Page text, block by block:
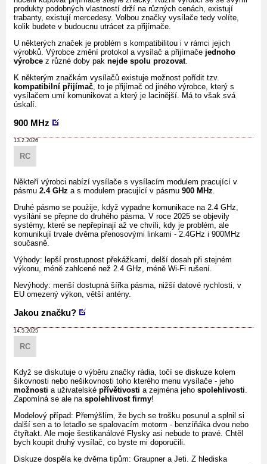
produkty podobných vlastností drží na různých cenách, existují
trabanty, existují mercedesy. Volbou značky vysílače tedy volíte,
kolik budete v budoucnu utrácet za přijímače.
U některých značek je problém s kompatibilitou i v rámci jejich
výrobků. Výrobce změní protokol a vysílač a přijímače jednoho
výrobce z různé doby pak nejde spolu prozovat.
K některým značkám vysílačů existuje možnost pořídit tzv.
kompatibilní přijímač , to je přijímač od jiného výrobce, který s
vysílačem umí komunikovat a který je lacinější. Má to však svá
úskalí.
900 MHz
13.2.2026
RC
Někteří výrobci nabízí vysílače s vysílacím modulem pracující v
pásmu 2.4 GHz a s modulem pracující v pásmu 900 MHz.
Druhé pásmo se použije, když vypadne komunikace na 2.4 GHz,
vysílání se přepne do druhého pásma. V roce 2025 se objevily
systémy, které se nepřepínají až ve chvíli, kdy je problém, ale
komunikují trvale dvěma přenosovými linkami - 2.4GHz i 900MHz
současně.
Výhody: lepší prostupnost překážkami, delší dosah při stejném
výkonu, méně zahlcené než 2.4 GHz, méně Wi-Fi rušení.
Nevýhody: menší dostupná šířka pásma, nižší datové rychlosti, v
EU omezený výkon, větší antény.
Jakou značku?
14.5.2025
RC
Když se diskutuje o výběru značky rádia, točí se diskuze kolem
šikovnosti nebo nešikovnosti toho kterého menu vysílače - jeho
možnosti a uživatelské přívětivosti a zejména jeho spolehlivosti
Zapomíná se ale na spolehlivost firmy!
Modelový případ: Přemýšlím, že bych se trošku posunul a splnil si
další sen a to letadlo se spalovacím motorm - benzíňáka dvou nebo
čtyřtakt. Ale moje šestikanálové Flysky asi nebude to pravé. Chtěl
bych koupit druhý vysílač, co byste mi doporučili.
Diskuze dospěla ke dvěma tipům: Graupner a Jeti. Z hlediska